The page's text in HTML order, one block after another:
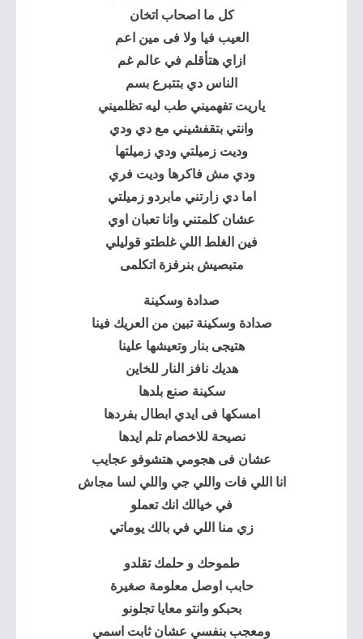
كل ما اصحاب اتخان
العيب فيا ولا فى مين اعم
ازاي هتأقلم في عالم غم
الناس دي بتتبرع بسم
ياريت تفهميني طب ليه تظلميني
وانتي بتقفشيني مع دي ودي
وديت زميلتي ودي زميلتها
ودي مش فاكرها وديت فري
اما دي زارتني مابردو زميلتي
عشان كلمتني وانا تعبان اوي
فين الغلط اللي غلطتو قوليلي
متبصيش بنرفزة اتكلمى
صدادة وسكينة
صدادة وسكينة تبين من العريك فينا
هتيجى بنار وتعيشها علينا
هديك نافز النار للخاين
سكينة صنع بلدها
امسكها فى ايدي ابطال بفردها
نصيحة للاخصام تلم ايدها
عشان فى هجومي هتشوفو عجايب
انا اللي فات واللي جي واللي لسا مجاش
في خيالك انك تعملو
زي منا اللي في بالك يوماتي
طموحك و حلمك تقلدو
حابب اوصل معلومة صغيرة
بحبكو وانتو معايا تجلونو
ومعجب بنفسي عشان ثابت اسمي